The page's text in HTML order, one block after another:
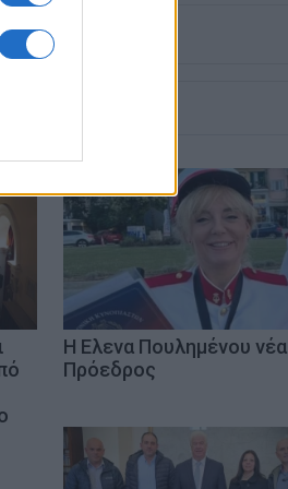
Η Ελενα Πουλημένου νέα
Πρόεδρος